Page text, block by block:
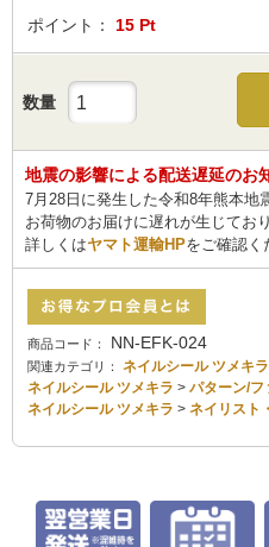
ポイント： 15 Pt
数量
地震の影響による配送遅延のお
7月28日に発生した令和8年熊本地
お荷物のお届けに遅れが生じており
詳しくはヤマト運輸HPをご確認く
商品コード： NN-EFK-024
関連カテゴリ： ネイルシール ツメキラ
ネイルシール ツメキラ > パターン/フ
ネイルシール ツメキラ > ネイリスト